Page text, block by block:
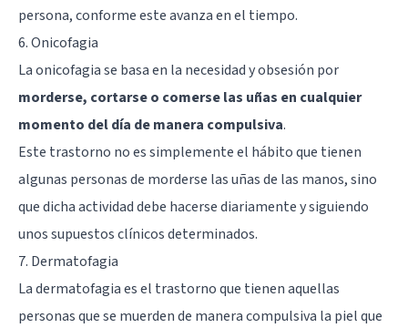
persona, conforme este avanza en el tiempo.
6. Onicofagia
La onicofagia se basa en la necesidad y obsesión por
morderse, cortarse o comerse las uñas en cualquier
momento del día de manera compulsiva.
Este trastorno no es simplemente el hábito que tienen
algunas personas de morderse las uñas de las manos, sino
que dicha actividad debe hacerse diariamente y siguiendo
unos supuestos clínicos determinados.
7. Dermatofagia
La dermatofagia es el trastorno que tienen aquellas
personas que se muerden de manera compulsiva la piel que